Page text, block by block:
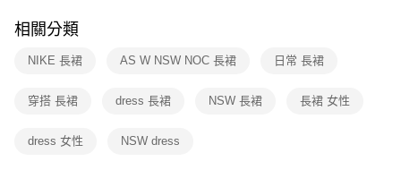
※ 交易是否成功請以「AFTEE先享後付 」之結帳頁面顯示為準，若有關於
是否繳費成功／繳費後需取消欲退款等相關疑問，請聯繫「AFTEE先享後付
客戶支援中心」
https://netprotections.freshdesk.com/support/home
１．透過由恩沛科技股份有限公司提供之「AFTEE先享後付」服務完成之交
權轉讓予恩沛科技股份有限公司。
相關分類
NIKE 長裙 AS W NSW NOC 長裙 日常 長裙
穿搭 長裙 dress 長裙 NSW 長裙 長裙 女性
dress 女性 NSW dress